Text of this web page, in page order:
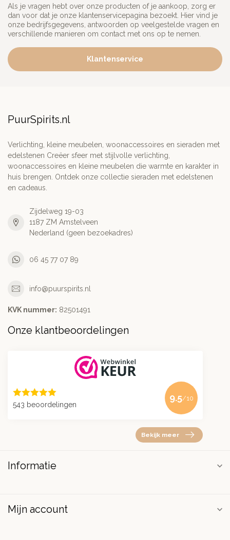
Als je vragen hebt over onze producten of je aankoop, zorg er
dan voor dat je onze klantenservicepagina bezoekt. Hier vind je
onze bedrijfsgegevens, antwoorden op veelgestelde vragen en
verschillende manieren om contact met ons op te nemen.
Klantenservice
PuurSpirits.nl
Verlichting, kleine meubelen, woonaccessoires en sieraden met
edelstenen Creëer sfeer met stijlvolle verlichting,
woonaccessoires en kleine meubelen die warmte en karakter in
huis brengen. Ontdek onze collectie sieraden met edelstenen
en cadeaus.
Zijdelweg 19-03
1187 ZM Amstelveen
Nederland (geen bezoekadres)
06 45 77 07 89
info@puurspirits.nl
KVK nummer: 82501491
Onze klantbeoordelingen
543 beoordelingen
9.5/10
Bekijk meer
Informatie
Mijn account